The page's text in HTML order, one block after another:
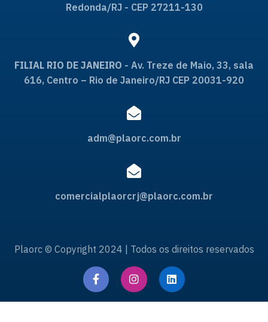
Redonda/RJ - CEP 27211-130
FILIAL RIO DE JANEIRO - Av. Treze de Maio, 33, sala
616, Centro – Rio de Janeiro/RJ CEP 20031-920
adm@plaorc.com.br
comercialplaorcrj@plaorc.com.br
Plaorc © Copyright 2024 | Todos os direitos reservados